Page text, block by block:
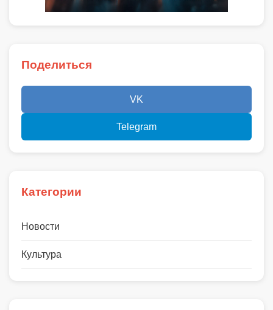
Поделиться
VK
Telegram
Категории
Новости
Культура